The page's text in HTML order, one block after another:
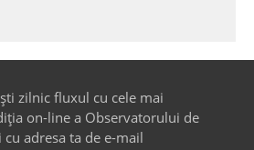
zilnic fluxul cu cele mai
on-line a Observatorului de
cu adresa ta de e-mail